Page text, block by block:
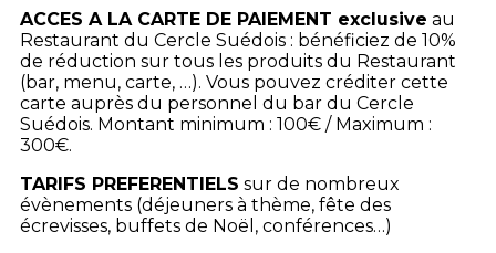
ACCES A LA CARTE DE PAIEMENT exclusive au
Restaurant du Cercle Suédois : bénéficiez de 10%
de réduction sur tous les produits du Restaurant
(bar, menu, carte, …). Vous pouvez créditer cette
carte auprès du personnel du bar du Cercle
Suédois. Montant minimum : 100€ / Maximum :
300€.
TARIFS PREFERENTIELS sur de nombreux
évènements (déjeuners à thème, fête des
écrevisses, buffets de Noël, conférences…)